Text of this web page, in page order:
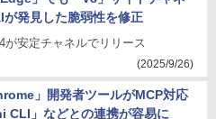
が発見した脆弱性を修正
が安定チャネルでリリース
(2025/9/26)
」開発者ツールがMCP対応
CLI」などとの連携が容易に